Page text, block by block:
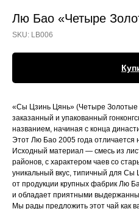
Лю Бао «Четыре
SKU: LB006
«Сы Цзинь Цянь» (Четыре
заказанный и упакованный
названием, начиная с конца
Этот Лю Бао 2005 года отличается
Исходный материал — смесь из
районов, с характером чаев со
уникальный вкус, типичный для Сы
от продукции крупных фабрик Лю
и обладает приятными
Мы рады предложить этот чай как